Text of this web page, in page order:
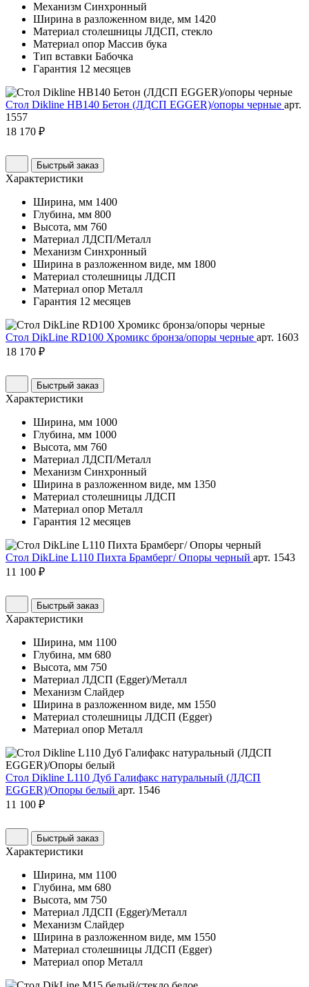
Механизм Синхронный
Ширина в разложенном виде, мм 1420
Материал столешницы ЛДСП, стекло
Материал опор Массив бука
Тип вставки Бабочка
Гарантия 12 месяцев
Стол Dikline HB140 Бетон (ЛДСП EGGER)/опоры черные арт.
1557
18 170 ₽
Быстрый заказ
Характеристики
Ширина, мм 1400
Глубина, мм 800
Высота, мм 760
Материал ЛДСП/Металл
Механизм Синхронный
Ширина в разложенном виде, мм 1800
Материал столешницы ЛДСП
Материал опор Металл
Гарантия 12 месяцев
Стол DikLine RD100 Хромикс бронза/опоры черные арт. 1603
18 170 ₽
Быстрый заказ
Характеристики
Ширина, мм 1000
Глубина, мм 1000
Высота, мм 760
Материал ЛДСП/Металл
Механизм Синхронный
Ширина в разложенном виде, мм 1350
Материал столешницы ЛДСП
Материал опор Металл
Гарантия 12 месяцев
Стол DikLine L110 Пихта Брамберг/ Опоры черный арт. 1543
11 100 ₽
Быстрый заказ
Характеристики
Ширина, мм 1100
Глубина, мм 680
Высота, мм 750
Материал ЛДСП (Egger)/Металл
Механизм Слайдер
Ширина в разложенном виде, мм 1550
Материал столешницы ЛДСП (Egger)
Материал опор Металл
Стол Dikline L110 Дуб Галифакс натуральный (ЛДСП
EGGER)/Опоры белый арт. 1546
11 100 ₽
Быстрый заказ
Характеристики
Ширина, мм 1100
Глубина, мм 680
Высота, мм 750
Материал ЛДСП (Egger)/Металл
Механизм Слайдер
Ширина в разложенном виде, мм 1550
Материал столешницы ЛДСП (Egger)
Материал опор Металл